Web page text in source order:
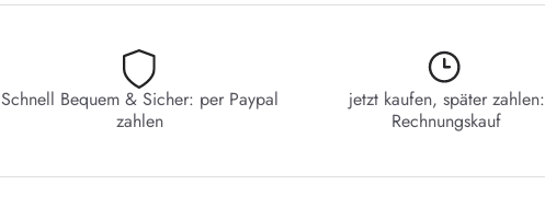
Schnell Bequem & Sicher: per Paypal
zahlen
jetzt kaufen, später zahlen:
Rechnungskauf